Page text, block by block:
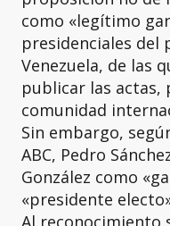
como «legítimo
presidenciales del
Venezuela, de las
publicar las actas,
comunidad
Sin embargo,
ABC, Pedro
González como
«presidente
Al reconocimiento